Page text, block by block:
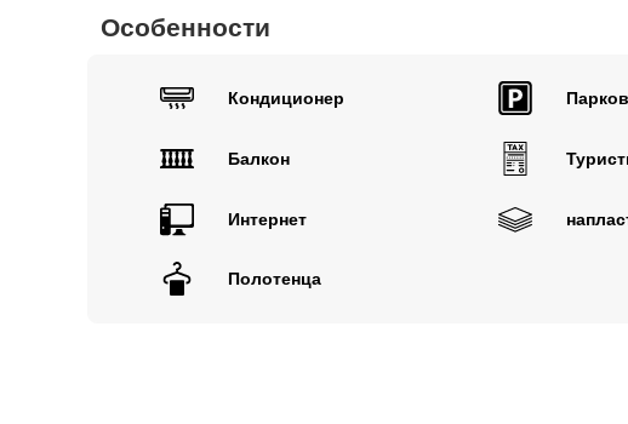
Особенности
Кондиционер
Балкон
Интернет
Полотенца